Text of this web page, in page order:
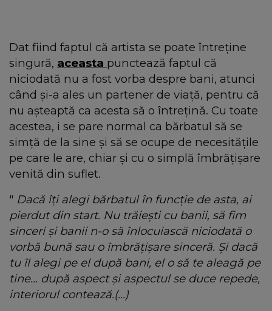
Dat fiind faptul că artista se poate întreține
singură, aceasta punctează faptul că
niciodată nu a fost vorba despre bani, atunci
când și-a ales un partener de viață, pentru că
nu așteaptă ca acesta să o întrețină. Cu toate
acestea, i se pare normal ca bărbatul să se
simță de la sine și să se ocupe de necesitățile
pe care le are, chiar și cu o simplă îmbrățișare
venită din suflet.
" Dacă îți alegi bărbatul în funcție de asta, ai
pierdut din start. Nu trăiești cu banii, să fim
sinceri și banii n-o să înlocuiască niciodată o
vorbă bună sau o îmbrățișare sinceră. Și dacă
tu îl alegi pe el după bani, el o să te aleagă pe
tine... după aspect și aspectul se duce repede,
interiorul contează.(...)